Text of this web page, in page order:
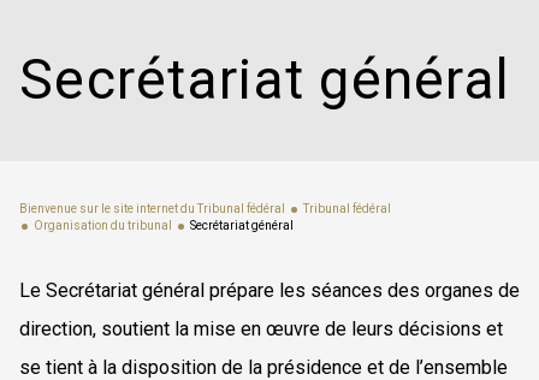
Secrétariat général
Bienvenue sur le site internet du Tribunal fédéral
Tribunal fédéral
Organisation du tribunal
Secrétariat général
Le Secrétariat général prépare les séances des organes de
direction, soutient la mise en œuvre de leurs décisions et
se tient à la disposition de la présidence et de l’ensemble